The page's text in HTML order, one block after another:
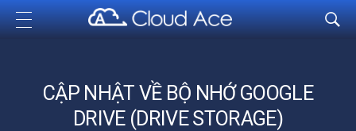
Cloud Ace
Nhà cung cấp giải pháp trên GCP cho doanh nghiệp
CẬP NHẬT VỀ BỘ NHỚ GOOGLE
DRIVE (DRIVE STORAGE)